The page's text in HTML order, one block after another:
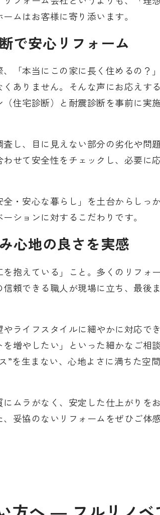
ムはお客様に寄り添います。
で安心リフォーム
「本当にこの家に長く住めるの？」
ありません。そんな声にお応えす
住宅診断）と耐震診断を事前に実
し、目に見えない部分の劣化や問
せて安全性をチェックし、必要に
・安心な暮らし」を土台からしっ
ションに対するこだわりです。
心地の良さを実感
抱えている」こと。多くのリフォ
頼できる職人が現場に立ち、最後
ライフスタイルに細やかに対応で
増やしたい」といった細かなご相
”を生まない、心地よさに満ちた空
ムラがなく、安定した仕上がりを
妥協のないリフォームをぜひご体